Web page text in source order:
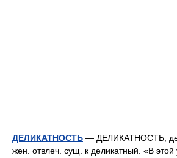
ДЕЛИКАТНОСТЬ — ДЕЛИКАТНОСТЬ,
жен. отвлеч. сущ. к деликатный. «В этой